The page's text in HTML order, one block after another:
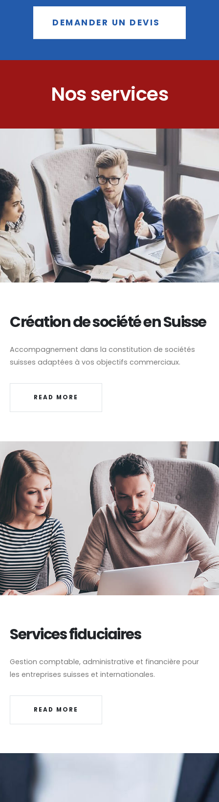
DEMANDER UN DEVIS
Nos services
Création de société en Suisse
Accompagnement dans la constitution de sociétés
suisses adaptées à vos objectifs commerciaux.
READ MORE
Services fiduciaires
Gestion comptable, administrative et financière pour
les entreprises suisses et internationales.
READ MORE